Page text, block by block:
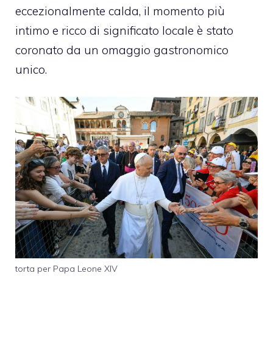
eccezionalmente calda, il momento più
intimo e ricco di significato locale è stato
coronato da un omaggio gastronomico
unico.
torta per Papa Leone XIV